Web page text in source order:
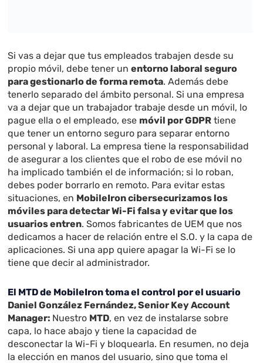
Si vas a dejar que tus empleados trabajen desde su
propio móvil, debe tener unentorno laboral seguro
para gestionarlo de forma remota. Además debe
tenerlo separado del ámbito personal. Si una empresa
va a dejar que un trabajador trabaje desde un móvil, lo
pague ella o el empleado, ese móvil por GDPR tiene
que tener un entorno seguro para separar entorno
personal y laboral. La empresa tiene la responsabilidad
de asegurar a los clientes que el robo de ese móvil no
ha implicado también el de información; si lo roban,
debes poder borrarlo en remoto. Para evitar estas
situaciones, en MobileIron cibersecurizamos los
móviles para detectar Wi-Fi falsa y evitar que los
usuarios entren. Somos fabricantes de UEM que nos
dedicamos a hacer de relación entre el S.O. y la capa de
aplicaciones. Si una app quiere apagar la Wi-Fi se lo
tiene que decir al administrador.
El MTD de MobileIron toma el control por el usuario
Daniel González Fernández, Senior Key Account
Manager: Nuestro MTD, en vez de instalarse sobre
capa, lo hace abajo y tiene la capacidad de
desconectar la Wi-Fi y bloquearla. En resumen, no deja
la elección en manos del usuario, sino que toma el